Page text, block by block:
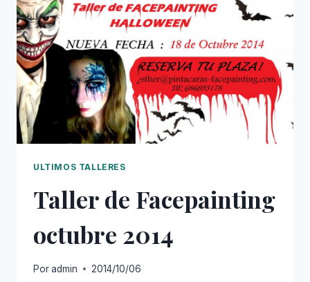
ULTIMOS TALLERES
Taller de Facepainting
octubre 2014
Poradmin 2014/10/06